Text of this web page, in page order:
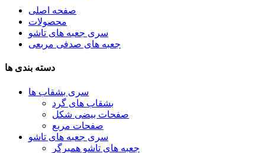
صفحه اصلی
محصولات
سری جعبه های تاشو
جعبه های صدفی مربعی
دسته بندی ها
سری بشقاب ها
بشقاب های گرد
صفحات بیضی شکل
صفحات مربع
سری جعبه های تاشو
جعبه های تاشو همبرگر